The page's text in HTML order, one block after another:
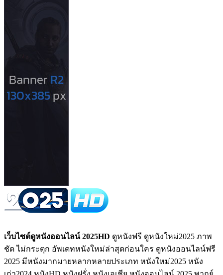
เว็บไซต์ดูหนังออนไลน์ 2025HD ดูหนังฟรี ดูหนังใหม่2025 ภาพ
ชัด ไม่กระตุก อัพเดทหนังใหม่ล่าสุดก่อนใคร ดูหนังออนไลน์ฟรี
2025 มีหนังมากมายหลากหลายประเภท หนังใหม่2025 หนัง